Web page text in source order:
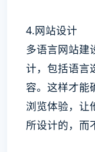
4.网站设计
多语言网站建
计，包括语言
容。这样才能
浏览体验，让
所设计的，而